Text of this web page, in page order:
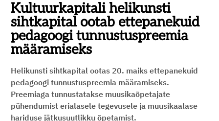
Kultuurkapitali helikunsti
sihtkapital ootab ettepanekuid
pedagoogi tunnustuspreemia
määramiseks
Helikunsti sihtkapital ootas 20. maiks ettepanekuid
pedagoogi tunnustuspreemia määramiseks.
Preemiaga tunnustatakse muusikaõpetajate
pühendumist erialasele tegevusele ja muusikaalase
hariduse jätkusuutlikku õpetamist.